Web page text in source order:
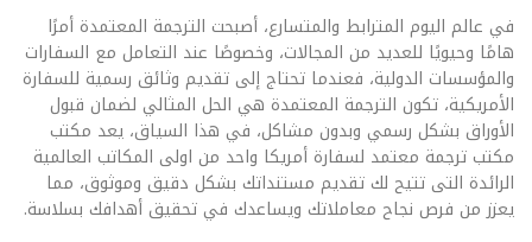
في عالم اليوم المترابط والمتسارع، أصبحت الترجمة المعتمدة أمرًا
هامًا وحيويًا للعديد من المجالات، وخصوصًا عند التعامل مع السفارات
والمؤسسات الدولية، فعندما تحتاج إلى تقديم وثائق رسمية للسفارة
الأمريكية، تكون الترجمة المعتمدة هي الحل المثالي لضمان قبول
الأوراق بشكل رسمي وبدون مشاكل، في هذا السياق، يعد مكتب
مكتب ترجمة معتمد لسفارة أمريكا واحد من اولى المكاتب العالمية
الرائدة التى تتيح لك تقديم مستنداتك بشكل دقيق وموثوق، مما
يعزز من فرص نجاح معاملاتك ويساعدك في تحقيق أهدافك بسلاسة.